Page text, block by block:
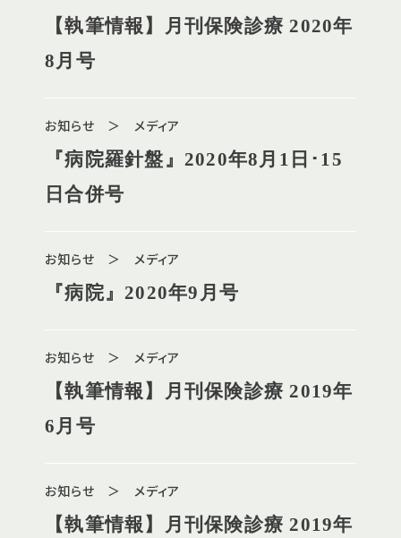
【執筆情報】月刊保険診療 2020年
8月号
お知らせ ＞ メディア
『病院羅針盤』2020年8月1日･15
日合併号
お知らせ ＞ メディア
『病院』2020年9月号
お知らせ ＞ メディア
【執筆情報】月刊保険診療 2019年
6月号
お知らせ ＞ メディア
【執筆情報】月刊保険診療 2019年